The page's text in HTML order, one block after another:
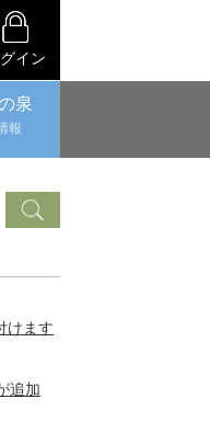
イン
泉
報
けます
追加